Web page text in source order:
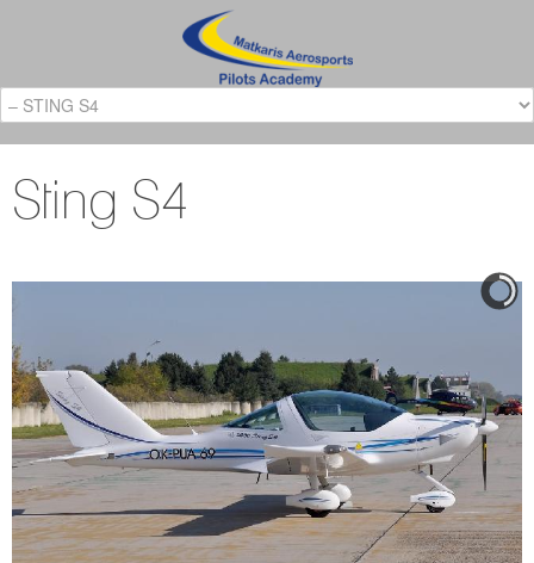
Sting S4